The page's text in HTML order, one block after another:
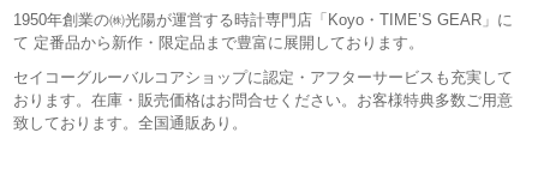
1950年創業の㈱光陽が運営する時計専門店「Koyo・TIME’S GEAR」に
て 定番品から新作・限定品まで豊富に展開しております。
セイコーグルーバルコアショップに認定・アフターサービスも充実して
おります。在庫・販売価格はお問合せください。お客様特典多数ご用意
致しております。全国通販あり。